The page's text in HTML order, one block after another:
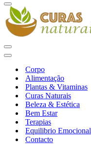
Menu
de
navegação
Menu
de
Menu
navegação
Corpo
Alimentação
Plantas & Vitaminas
Curas Naturais
Beleza & Estética
Bem Estar
Terapias
Equilibrio Emocional
Contacto